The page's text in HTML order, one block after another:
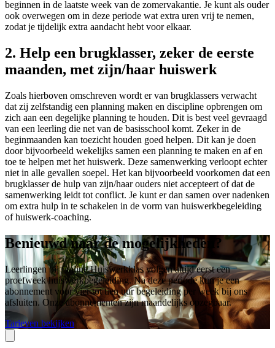
beginnen in de laatste week van de zomervakantie. Je kunt als ouder
ook overwegen om in deze periode wat extra uren vrij te nemen,
zodat je tijdelijk extra aandacht hebt voor elkaar.
2. Help een brugklasser, zeker de eerste
maanden, met zijn/haar huiswerk
Zoals hierboven omschreven wordt er van brugklassers verwacht
dat zij zelfstandig een planning maken en discipline opbrengen om
zich aan een degelijke planning te houden. Dit is best veel gevraagd
van een leerling die net van de basisschool komt. Zeker in de
beginmaanden kan toezicht houden goed helpen. Dit kan je doen
door bijvoorbeeld wekelijks samen een planning te maken en af en
toe te helpen met het huiswerk. Deze samenwerking verloopt echter
niet in alle gevallen soepel. Het kan bijvoorbeeld voorkomen dat een
brugklasser de hulp van zijn/haar ouders niet accepteert of dat de
samenwerking leidt tot conflict. Je kunt er dan samen over nadenken
om extra hulp in te schakelen in de vorm van huiswerkbegeleiding
of huiswerk-coaching.
Benieuwd naar de mogelijkheden?
Leerlingen bij Online Huiswerkklas volgen altijd eerst een
proefweek huiswerkbegeleiding. Na deze periode kun je een
abonnement voor vier tot tien uur begeleiding per week bij ons
afsluiten. Onze abonnementen zijn maandelijks opzegbaar.
Tarieven bekijken